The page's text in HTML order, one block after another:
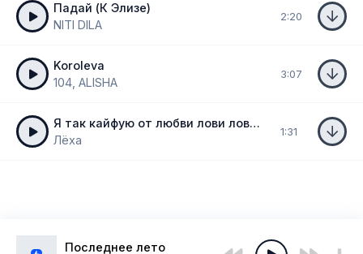
Падай (К Элизе)
NITI DILA
2:20
Koroleva
104, ALISHA
3:07
Я так кайфую от любви лови лови (из Ландыши такая нежная любовь)
Лёха
1:31
Последнее лето